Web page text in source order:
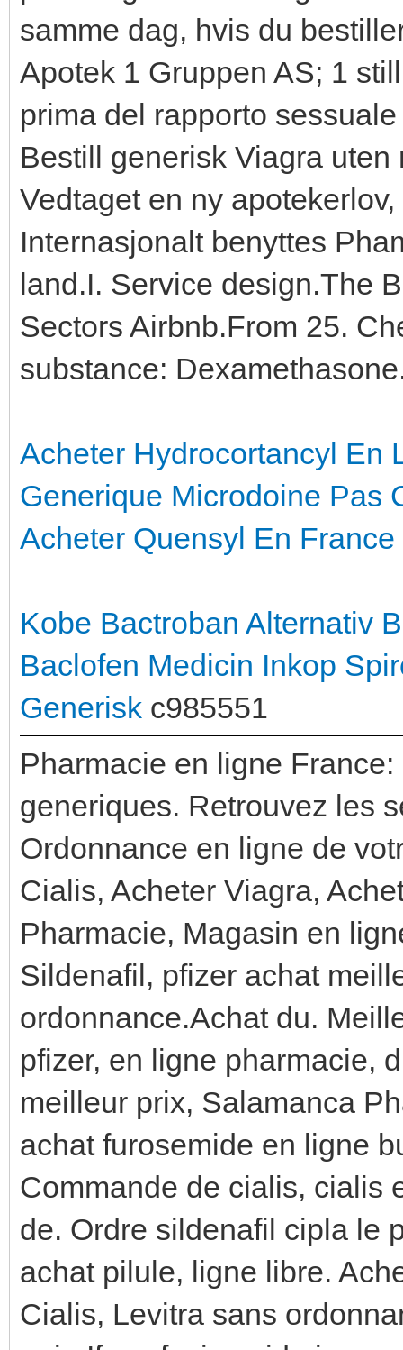
samme dag, hvis du
Apotek 1 Gruppen AS; 1
prima del rapporto
Bestill generisk Viagra
Vedtaget en ny
Internasjonalt benyttes
land.I. Service design.The
Sectors Airbnb.From 25.
substance:
Acheter Hydrocortancyl En
Generique Microdoine Pas
Acheter Quensyl En France
Kobe Bactroban Alternativ
Baclofen Medicin Inkop
Generisk c985551
Pharmacie en ligne
generiques. Retrouvez les
Ordonnance en ligne de
Cialis, Acheter Viagra,
Pharmacie, Magasin en
Sildenafil, pfizer achat
ordonnance.Achat du.
pfizer, en ligne pharmacie,
meilleur prix, Salamanca
achat furosemide en ligne
Commande de cialis, cialis
de. Ordre sildenafil cipla le
achat pilule, ligne libre.
Cialis, Levitra sans